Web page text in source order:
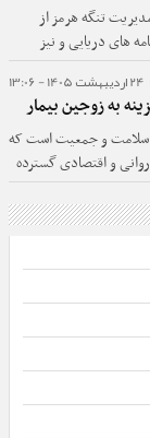
تنگه هرمز از
های دریایی و نیز
24 اردیبهشت 1405 - 13:06
سلامت و جمعیت است که
و اقتصادی گسترده‌
بیمه‌ها در پوشش
می‌تواند به عنوان یکی
قرار گیرد.